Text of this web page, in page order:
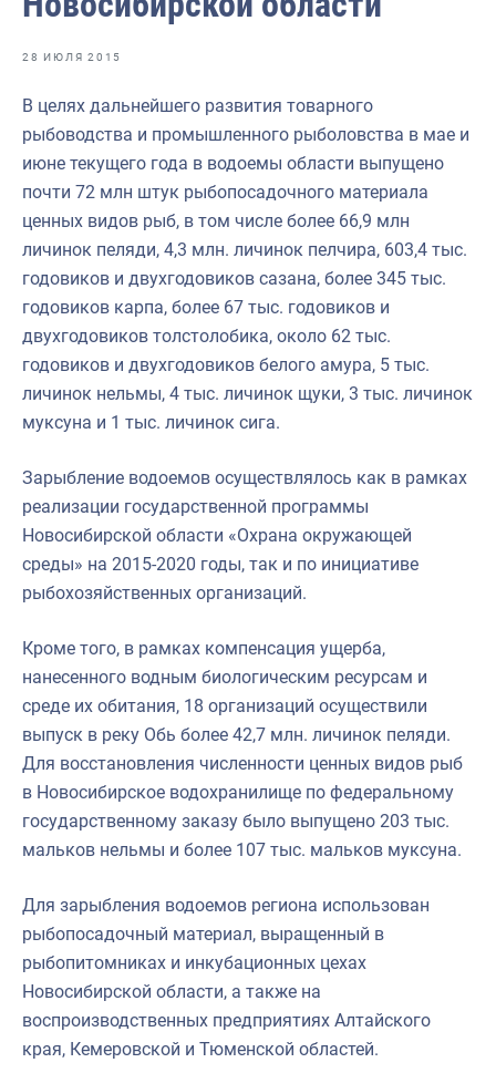
Отраслевые СМИ
Выставки и конференции
Научно-практическая литература
Рыбоохрана России
Отрасль в цифрах
Инфографика
Укрепление духовно-нравственных ценностей
28 ИЮЛЯ 2015
В целях дальнейшего развития товарного
рыбоводства и промышленного рыболовства в мае и
июне текущего года в водоемы области выпущено
почти 72 млн штук рыбопосадочного материала
ценных видов рыб, в том числе более 66,9 млн
личинок пеляди, 4,3 млн. личинок пелчира, 603,4 тыс.
годовиков и двухгодовиков сазана, более 345 тыс.
годовиков карпа, более 67 тыс. годовиков и
двухгодовиков толстолобика, около 62 тыс.
годовиков и двухгодовиков белого амура, 5 тыс.
личинок нельмы, 4 тыс. личинок щуки, 3 тыс. личинок
муксуна и 1 тыс. личинок сига.
Зарыбление водоемов осуществлялось как в рамках
реализации государственной программы
Новосибирской области «Охрана окружающей
среды» на 2015-2020 годы, так и по инициативе
рыбохозяйственных организаций.
Кроме того, в рамках компенсация ущерба,
нанесенного водным биологическим ресурсам и
среде их обитания, 18 организаций осуществили
выпуск в реку Обь более 42,7 млн. личинок пеляди.
Для восстановления численности ценных видов рыб
в Новосибирское водохранилище по федеральному
государственному заказу было выпущено 203 тыс.
мальков нельмы и более 107 тыс. мальков муксуна.
Для зарыбления водоемов региона использован
рыбопосадочный материал, выращенный в
рыбопитомниках и инкубационных цехах
Новосибирской области, а также на
воспроизводственных предприятиях Алтайского
края, Кемеровской и Тюменской областей.